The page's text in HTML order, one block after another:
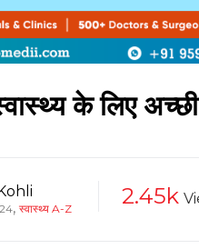
के लिए
, स्वास्थ्य A-Z 2.45k